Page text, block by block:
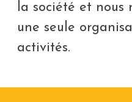
la société et nous
une seule
activités.